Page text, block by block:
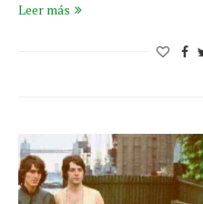
Leer más